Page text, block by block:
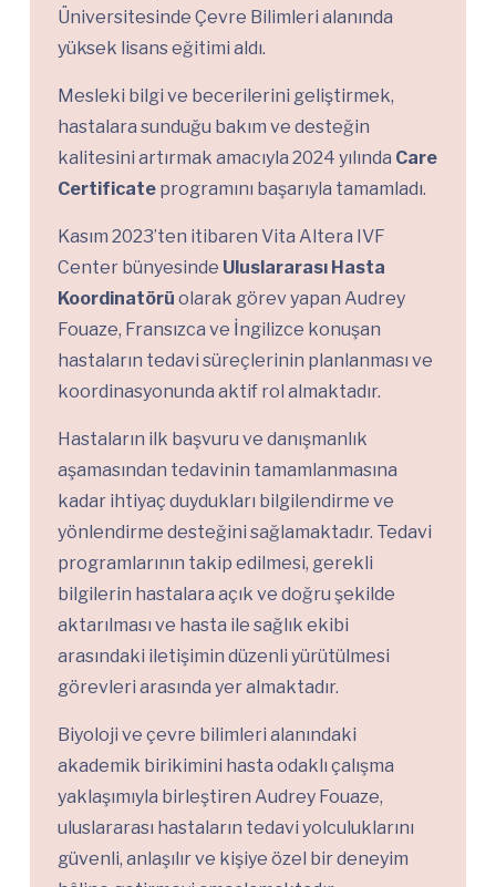
Üniversitesinde Çevre Bilimleri alanında
yüksek lisans eğitimi aldı.
Mesleki bilgi ve becerilerini geliştirmek,
hastalara sunduğu bakım ve desteğin
kalitesini artırmak amacıyla 2024 yılında Care
Certificate programını başarıyla tamamladı.
Kasım 2023’ten itibaren Vita Altera IVF
Center bünyesinde Uluslararası Hasta
Koordinatörü olarak görev yapan Audrey
Fouaze, Fransızca ve İngilizce konuşan
hastaların tedavi süreçlerinin planlanması ve
koordinasyonunda aktif rol almaktadır.
Hastaların ilk başvuru ve danışmanlık
aşamasından tedavinin tamamlanmasına
kadar ihtiyaç duydukları bilgilendirme ve
yönlendirme desteğini sağlamaktadır. Tedavi
programlarının takip edilmesi, gerekli
bilgilerin hastalara açık ve doğru şekilde
aktarılması ve hasta ile sağlık ekibi
arasındaki iletişimin düzenli yürütülmesi
görevleri arasında yer almaktadır.
Biyoloji ve çevre bilimleri alanındaki
akademik birikimini hasta odaklı çalışma
yaklaşımıyla birleştiren Audrey Fouaze,
uluslararası hastaların tedavi yolculuklarını
güvenli, anlaşılır ve kişiye özel bir deneyim